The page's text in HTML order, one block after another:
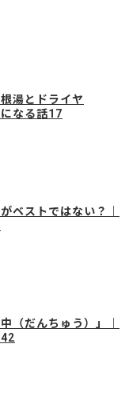
湯とドライヤ
なる話17
ベストではない？｜
（だんちゅう）」｜